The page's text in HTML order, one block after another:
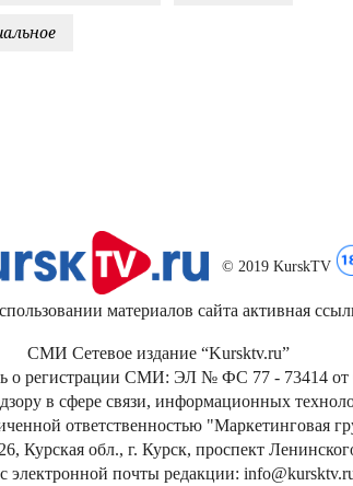
© 2019 KurskTV
материалов сайта активная
СМИ Сетевое издание “Kursktv.ru”
о регистрации СМИ: ЭЛ № ФС 77 - 73414 от
в сфере связи, информационных
ответственностью "Маркетинговая
Курская обл., г. Курск, проспект
электронной почты редакции: